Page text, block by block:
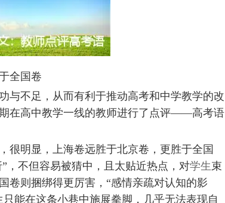
全国卷
与不足，从而有利于推动高考和中学教学的改
在高中教学一线的教师进行了点评——高考语
很明显，上海卷远胜于北京卷，更胜于全国
，不但容易被猜中，且太贴近热点，对学生束
卷则捆绑得更厉害，“感情亲疏对认知的影
能在这条小巷中施展拳脚，几乎无法表现自